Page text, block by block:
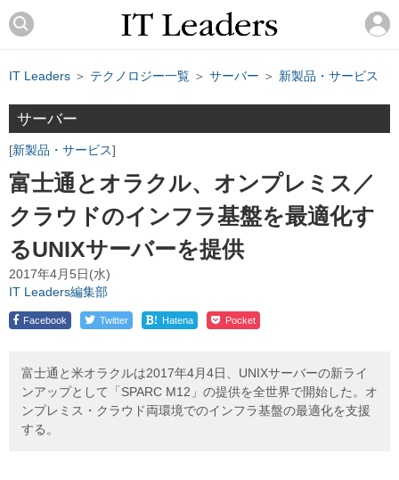
IT Leaders ＞ テクノロジー一覧 ＞ サーバー ＞ 新製品・サービス
サーバー
新製品・サービス
富士通とオラクル、オンプレミス／
クラウドのインフラ基盤を最適化す
るUNIXサーバーを提供
2017年4月5日(水)
IT Leaders編集部
Facebook Twitter ! Hatena Pocket
富士通と米オラクルは2017年4月4日、UNIXサーバーの新ライ
ンアップとして「SPARC M12」の提供を全世界で開始した。オ
ンプレミス・クラウド両環境でのインフラ基盤の最適化を支援
する。